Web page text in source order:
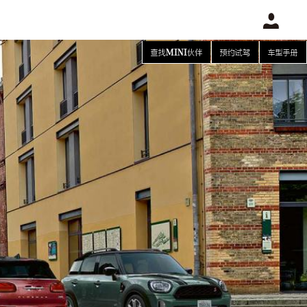
查找MINI伙伴 预约试驾 车型手册